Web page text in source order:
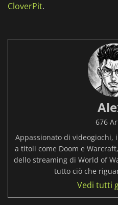
CloverPit.
676
Appassionato di videogiochi,
a titoli come Doom e
dello streaming di World of
tutto ciò che
Vedi tutti